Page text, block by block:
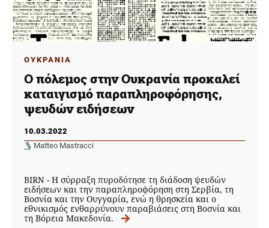
ΟΥΚΡΑΝΙΑ
Ο πόλεμος στην Ουκρανία προκαλεί
καταιγισμό παραπληροφόρησης,
ψευδών ειδήσεων
10.03.2022
Matteo Mastracci
BIRN - H σύρραξη πυροδότησε τη διάδοση ψευδών
ειδήσεων και την παραπληροφόρηση στη Σερβία, τη
Βοσνία και την Ουγγαρία, ενώ η θρησκεία και ο
εθνικισμός ενθαρρύνουν παραβιάσεις στη Βοσνία και
τη Βόρεια Μακεδονία.